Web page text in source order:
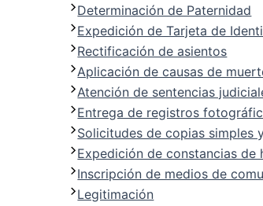
Determinación de Paternidad
Expedición de Tarjeta de
Rectificación de asientos
Aplicación de causas de
Atención de sentencias
Entrega de registros
Solicitudes de copias simples
Expedición de constancias de
Inscripción de medios de
Legitimación